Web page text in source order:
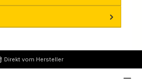
Direkt vom Hersteller